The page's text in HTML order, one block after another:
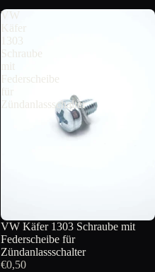
VW
Käfer
1303
Schraube
mit
Federscheibe
für
Zündanlassschalter
VW Käfer 1303 Schraube mit
Federscheibe für
Zündanlassschalter
€0,50